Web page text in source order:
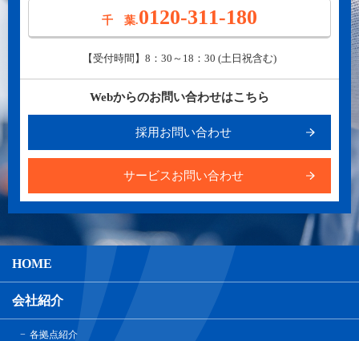
千 葉.0120-311-180
【受付時間】8：30～18：30 (土日祝含む)
Webからのお問い合わせはこちら
採用お問い合わせ
サービスお問い合わせ
HOME
会社紹介
各拠点紹介